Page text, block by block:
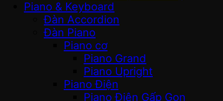
Piano & Keyboard
Đàn Accordion
Đàn Piano
Piano cơ
Piano Grand
Piano Upright
Piano Điện
Piano Điện Gấp Gọn